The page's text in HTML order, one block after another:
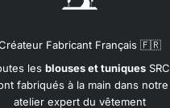
Fabricant Français 🇫🇷
les blouses et tuniquesSRC
fabriqués à la main dans notre
atelier expert du vêtement